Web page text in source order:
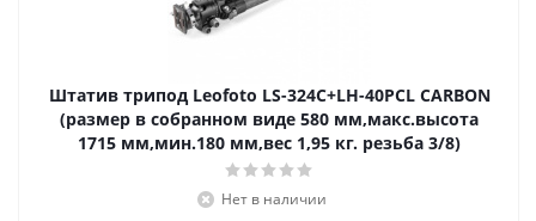
Штатив трипод Leofoto LS-324C+LH-40PCL CARBON
(размер в собранном виде 580 мм,макс.высота
1715 мм,мин.180 мм,вес 1,95 кг. резьба 3/8)
Нет в наличии